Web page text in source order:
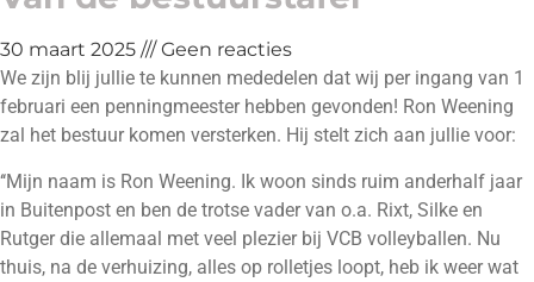
30 maart 2025
Geen reacties
We zijn blij jullie te kunnen mededelen dat wij per ingang van 1
februari een penningmeester hebben gevonden! Ron Weening
zal het bestuur komen versterken. Hij stelt zich aan jullie voor:
‘‘Mijn naam is Ron Weening. Ik woon sinds ruim anderhalf jaar
in Buitenpost en ben de trotse vader van o.a. Rixt, Silke en
Rutger die allemaal met veel plezier bij VCB volleyballen. Nu
thuis, na de verhuizing, alles op rolletjes loopt, heb ik weer wat